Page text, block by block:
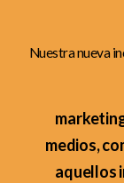
Nuestra nueva
medios,
aquellos